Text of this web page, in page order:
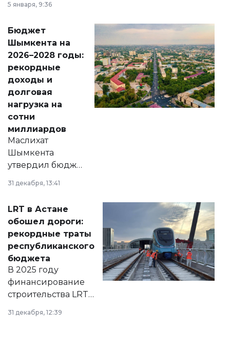
принести
народу
Венесуэлы.
5 января, 9:36
Бюджет
Шымкента на
2026–2028 годы:
рекордные
доходы и
долговая
нагрузка на
сотни
миллиардов
Маслихат
Шымкента
утвердил бюджет
города на 2026–
2028 годы.
документ
появился в базе
нормативных
правовых актов и
на сайте маслихат
города.
31 декабря, 13:41
LRT в Астане
обошел дороги:
рекордные траты
республиканского
бюджета
В 2025 году
финансирование
строительства LRT
в Астане из
республиканского
31 декабря, 12:39